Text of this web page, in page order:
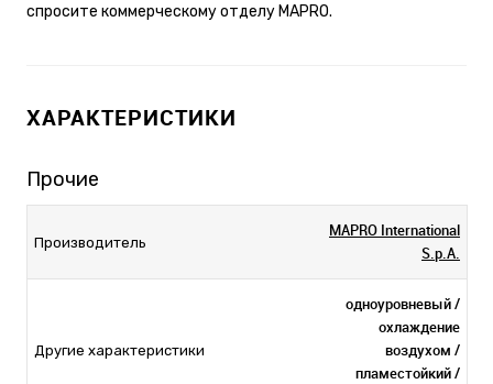
спросите коммерческому отделу MAPRO.
ХАРАКТЕРИСТИКИ
Прочие
Производитель
MAPRO International
S.p.A.
Другие характеристики
одноуровневый /
охлаждение
воздухом /
пламестойкий /